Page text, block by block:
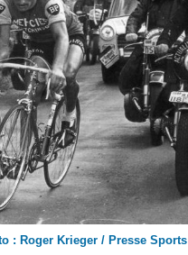
: Roger Krieger / Presse Sports